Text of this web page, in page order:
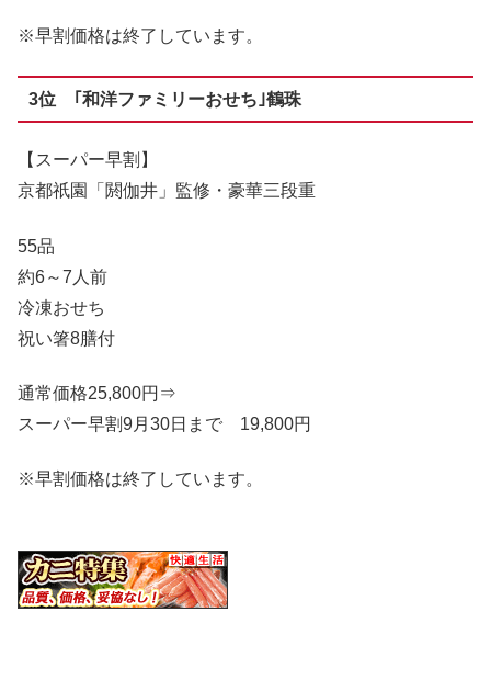
※早割価格は終了しています。
3位 ｢和洋ファミリーおせち｣鶴珠
【スーパー早割】
京都祇園「閼伽井」監修・豪華三段重
55品
約6～7人前
冷凍おせち
祝い箸8膳付
通常価格25,800円⇒
スーパー早割9月30日まで 19,800円
※早割価格は終了しています。